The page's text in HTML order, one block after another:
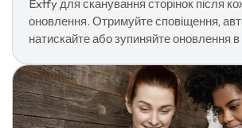
Extfy для сканування сторінок після
оновлення. Отримуйте сповіщення,
натискайте або зупиняйте оновлення